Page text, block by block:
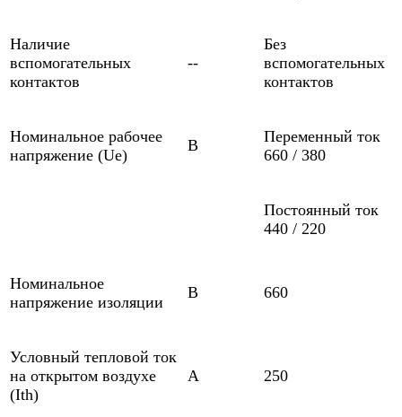
Наличие
вспомогательных
контактов
--
Без
вспомогательных
контактов
Номинальное рабочее
напряжение (Ue)
В
Переменный ток
660 / 380
Постоянный ток
440 / 220
Номинальное
напряжение изоляции
В 660
Условный тепловой ток
на открытом воздухе
(Ith)
А 250